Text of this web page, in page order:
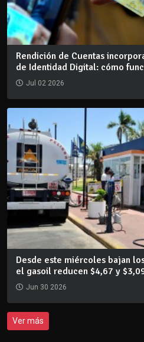
Rendición de Cuentas
de Identidad Digital: cómo
Jul 02 2026
Desde este miércoles bajan
el gasoil reducen $4,67 y
Jun 30 2026
Ver más